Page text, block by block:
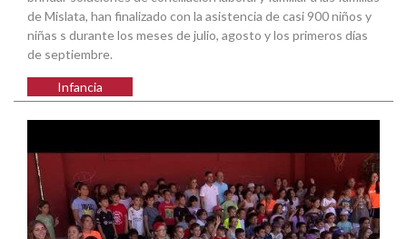
de Mislata, han finalizado con la asistencia de casi 900 niños y
niñas s durante los meses de julio, agosto y los primeros días
de septiembre.
Infancia